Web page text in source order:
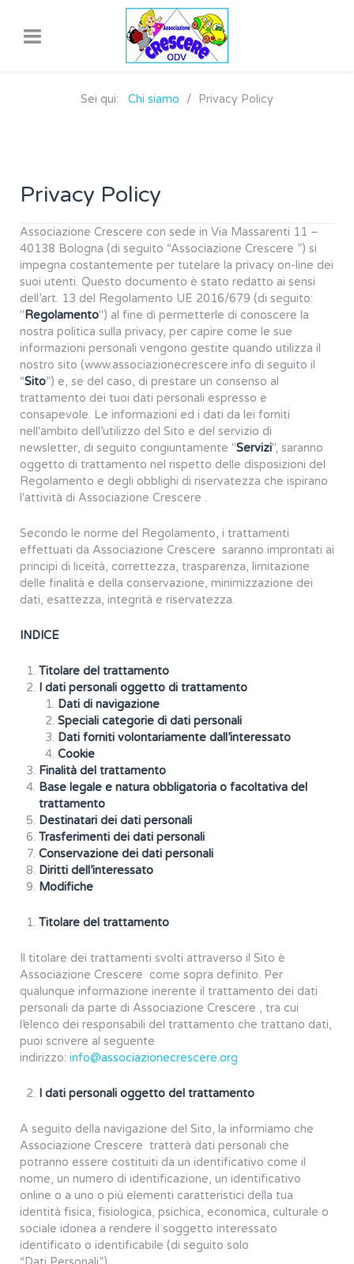
Sei qui: Chi siamo Privacy Policy
Privacy Policy
Associazione Crescere con sede in Via Massarenti 11 –
40138 Bologna (di seguito “Associazione Crescere ”) si
impegna costantemente per tutelare la privacy on-line dei
suoi utenti. Questo documento è stato redatto ai sensi
dell’art. 13 del Regolamento UE 2016/679 (di seguito:
"Regolamento") al fine di permetterle di conoscere la
nostra politica sulla privacy, per capire come le sue
informazioni personali vengono gestite quando utilizza il
nostro sito (www.associazionecrescere.info di seguito il
“Sito”) e, se del caso, di prestare un consenso al
trattamento dei tuoi dati personali espresso e
consapevole. Le informazioni ed i dati da lei forniti
nell'ambito dell’utilizzo del Sito e del servizio di
newsletter, di seguito congiuntamente "Servizi", saranno
oggetto di trattamento nel rispetto delle disposizioni del
Regolamento e degli obblighi di riservatezza che ispirano
l'attività di Associazione Crescere .
Secondo le norme del Regolamento, i trattamenti
effettuati da Associazione Crescere saranno improntati ai
principi di liceità, correttezza, trasparenza, limitazione
delle finalità e della conservazione, minimizzazione dei
dati, esattezza, integrità e riservatezza.
INDICE
Titolare del trattamento
I dati personali oggetto di trattamento
Dati di navigazione
Speciali categorie di dati personali
Dati forniti volontariamente dall’interessato
Cookie
Finalità del trattamento
Base legale e natura obbligatoria o facoltativa del
trattamento
Destinatari dei dati personali
Trasferimenti dei dati personali
Conservazione dei dati personali
Diritti dell’interessato
Modifiche
Titolare del trattamento
Il titolare dei trattamenti svolti attraverso il Sito è
Associazione Crescere come sopra definito. Per
qualunque informazione inerente il trattamento dei dati
personali da parte di Associazione Crescere , tra cui
l’elenco dei responsabili del trattamento che trattano dati,
puoi scrivere al seguente
indirizzo: info@associazionecrescere.org
I dati personali oggetto del trattamento
A seguito della navigazione del Sito, la informiamo che
Associazione Crescere tratterà dati personali che
potranno essere costituiti da un identificativo come il
nome, un numero di identificazione, un identificativo
online o a uno o più elementi caratteristici della tua
identità fisica, fisiologica, psichica, economica, culturale o
sociale idonea a rendere il soggetto interessato
identificato o identificabile (di seguito solo